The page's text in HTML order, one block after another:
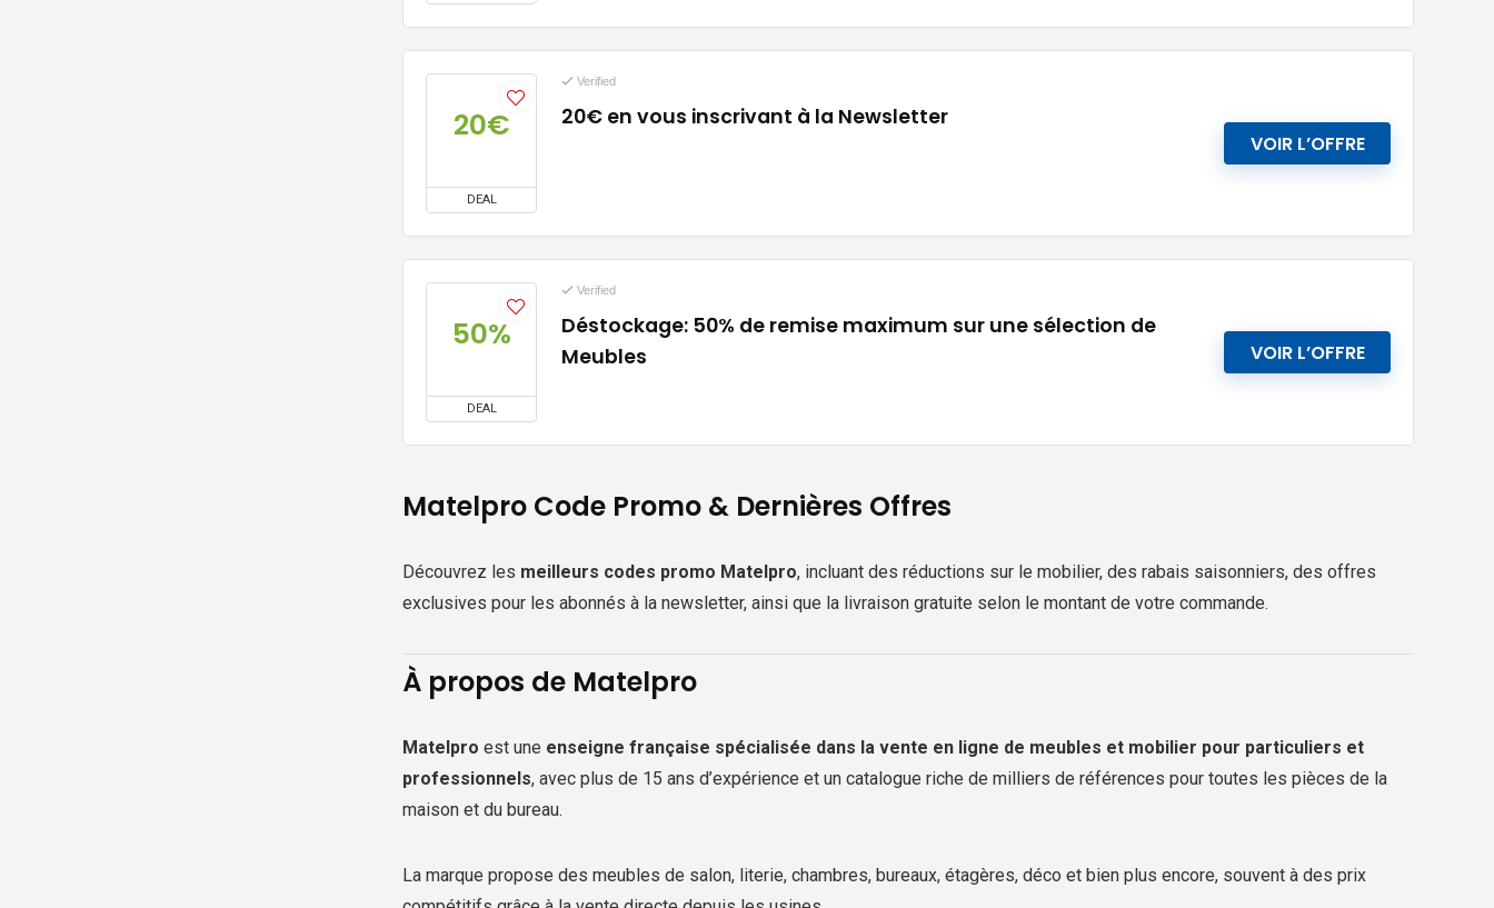
20€
DEAL
Verified
20€ en vous inscrivant à la Newsletter
VOIR L’OFFRE
50%
DEAL
Verified
Déstockage: 50% de remise maximum sur une sélection de
Meubles
VOIR L’OFFRE
Matelpro Code Promo & Dernières Offres
Découvrez les meilleurs codes promo Matelpro, incluant des réductions sur le mobilier, des rabais saisonniers, des offres
exclusives pour les abonnés à la newsletter, ainsi que la livraison gratuite selon le montant de votre commande.
À propos de Matelpro
Matelpro est une enseigne française spécialisée dans la vente en ligne de meubles et mobilier pour particuliers et
professionnels, avec plus de 15 ans d’expérience et un catalogue riche de milliers de références pour toutes les pièces de la
maison et du bureau.
La marque propose des meubles de salon, literie, chambres, bureaux, étagères, déco et bien plus encore, souvent à des prix